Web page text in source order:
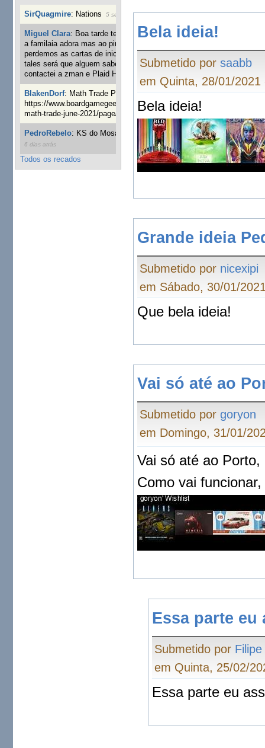
SirQuagmire: Nations 5 semanas 3 dias atrás
Miguel Clara: Boa tarde tenho jogo Mice and mistics que
a familaia adora mas ao pintarmos as miniaturas
perdemos as cartas de iniciaticva da expanção downood
tales será que alguem sabe onde adquirir as cartas já
contactei a zman e Plaid Hat e nada
BlakenDorf: Math Trade Portuguesa a decorrer. Aqui:
https://www.boardgamegeek.com/geeklist/286035/portugal-
math-trade-june-2021/page/1
PedroRebelo: KS do Mosaic em 10 minutos :)
11 semanas
6 dias atrás
Todos os recados
Bela ideia!
Submetido porsaabb
em Quinta, 28/01/2021
Bela ideia!
Grande ideia
Submetido por nicexipi
em Sábado, 30/01/
Que bela ideia!
Vai só até ao
Submetido porgoryon
em Domingo, 31/01/
Vai só até ao Porto,
Como vai
Essa parte eu
Submetido por
em Quinta, 25/02/
Essa parte eu